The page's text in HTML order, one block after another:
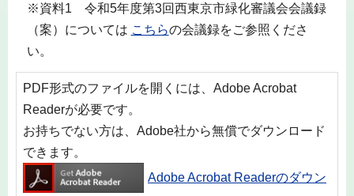
※資料1 令和5年度第3回西東京市緑化審議会会議録
（案）については こちらの会議録をご参照くださ
い。
PDF形式のファイルを開くには、Adobe Acrobat
Readerが必要です。
お持ちでない方は、Adobe社から無償でダウンロード
できます。
Adobe Acrobat Readerのダウン